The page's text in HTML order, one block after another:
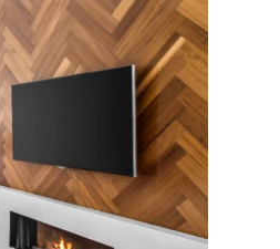
personnalisé